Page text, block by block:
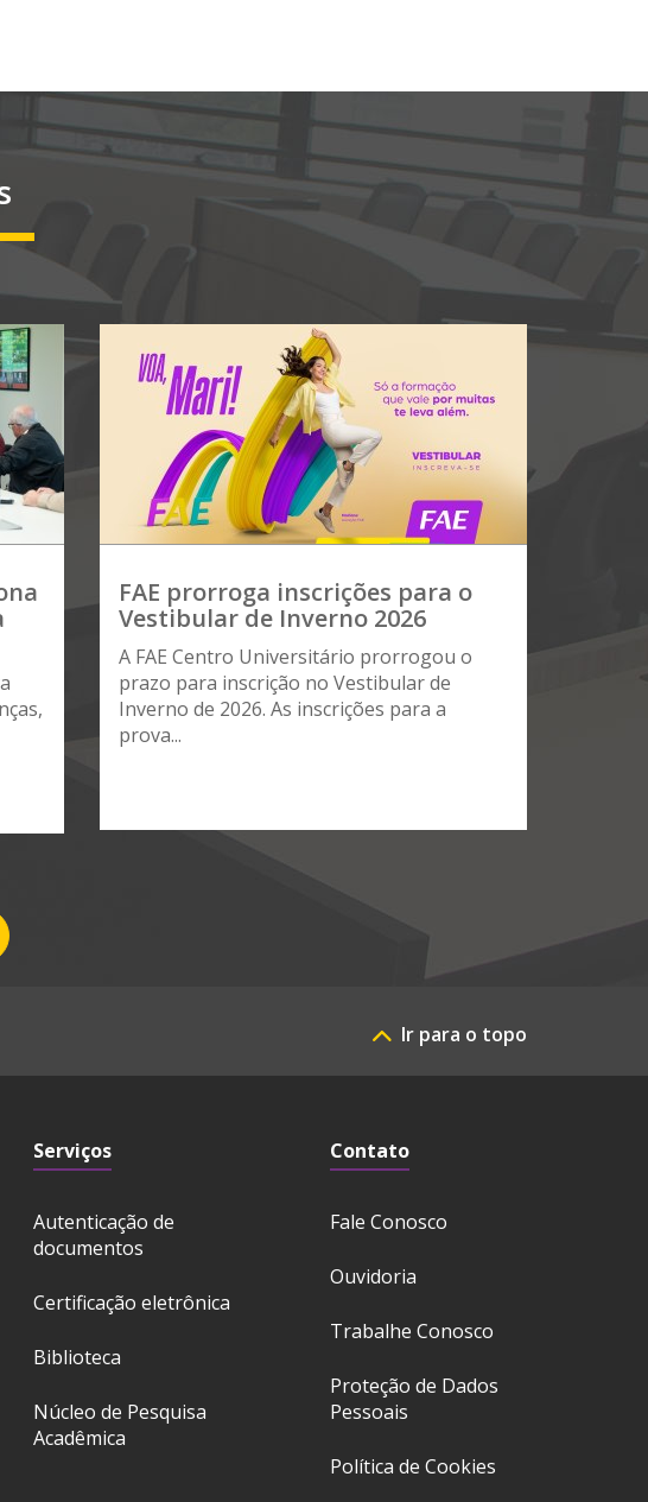
FAE prorroga inscrições para o
Vestibular de Inverno 2026
A FAE Centro Universitário prorrogou o
prazo para inscrição no Vestibular de
Inverno de 2026. As inscrições para a
prova...
Ir para o topo
Serviços
Autenticação de
documentos
Certificação eletrônica
Biblioteca
Núcleo de Pesquisa
Acadêmica
Contato
Fale Conosco
Ouvidoria
Trabalhe Conosco
Proteção de Dados
Pessoais
Política de Cookies